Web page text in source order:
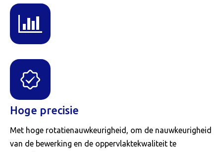
Hoge precisie
Met hoge rotatienauwkeurigheid, om de nauwkeurigheid
van de bewerking en de oppervlaktekwaliteit te